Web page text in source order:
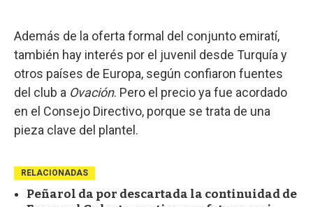
Además de la oferta formal del conjunto emiratí,
también hay interés por el juvenil desde Turquía y
otros países de Europa, según confiaron fuentes
del club a Ovación. Pero el precio ya fue acordado
en el Consejo Directivo, porque se trata de una
pieza clave del plantel.
RELACIONADAS
Peñarol da por descartada la continuidad de